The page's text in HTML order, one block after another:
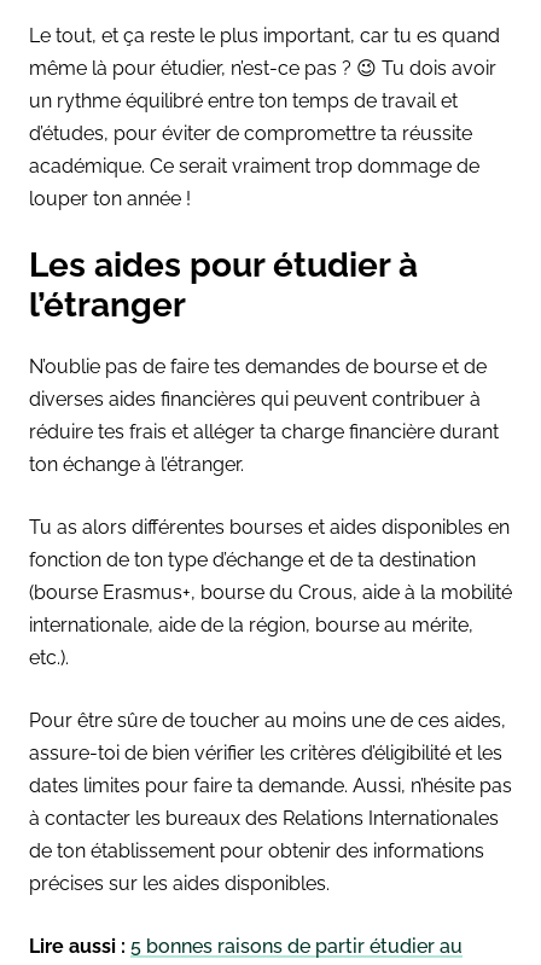
Le tout, et ça reste le plus important, car tu es quand
même là pour étudier, n’est-ce pas ? 😉 Tu dois avoir
un rythme équilibré entre ton temps de travail et
d’études, pour éviter de compromettre ta réussite
académique. Ce serait vraiment trop dommage de
louper ton année !
Les aides pour étudier à
l’étranger
N’oublie pas de faire tes demandes de bourse et de
diverses aides financières qui peuvent contribuer à
réduire tes frais et alléger ta charge financière durant
ton échange à l’étranger.
Tu as alors différentes bourses et aides disponibles en
fonction de ton type d’échange et de ta destination
(bourse Erasmus+, bourse du Crous, aide à la mobilité
internationale, aide de la région, bourse au mérite,
etc.).
Pour être sûre de toucher au moins une de ces aides,
assure-toi de bien vérifier les critères d’éligibilité et les
dates limites pour faire ta demande. Aussi, n’hésite pas
à contacter les bureaux des Relations Internationales
de ton établissement pour obtenir des informations
précises sur les aides disponibles.
Lire aussi : 5 bonnes raisons de partir étudier au